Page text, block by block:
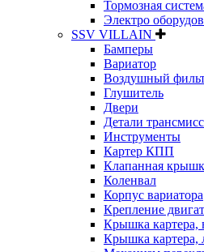
Тормозная
Электро
SSV VILLAIN
Бамперы
Вариатор
Воздушный
Глушитель
Двери
Детали
Инструменты
Картер КПП
Клапанная
Коленвал
Корпус вариатора
Крепление
Крышка картера,
Крышка картера,